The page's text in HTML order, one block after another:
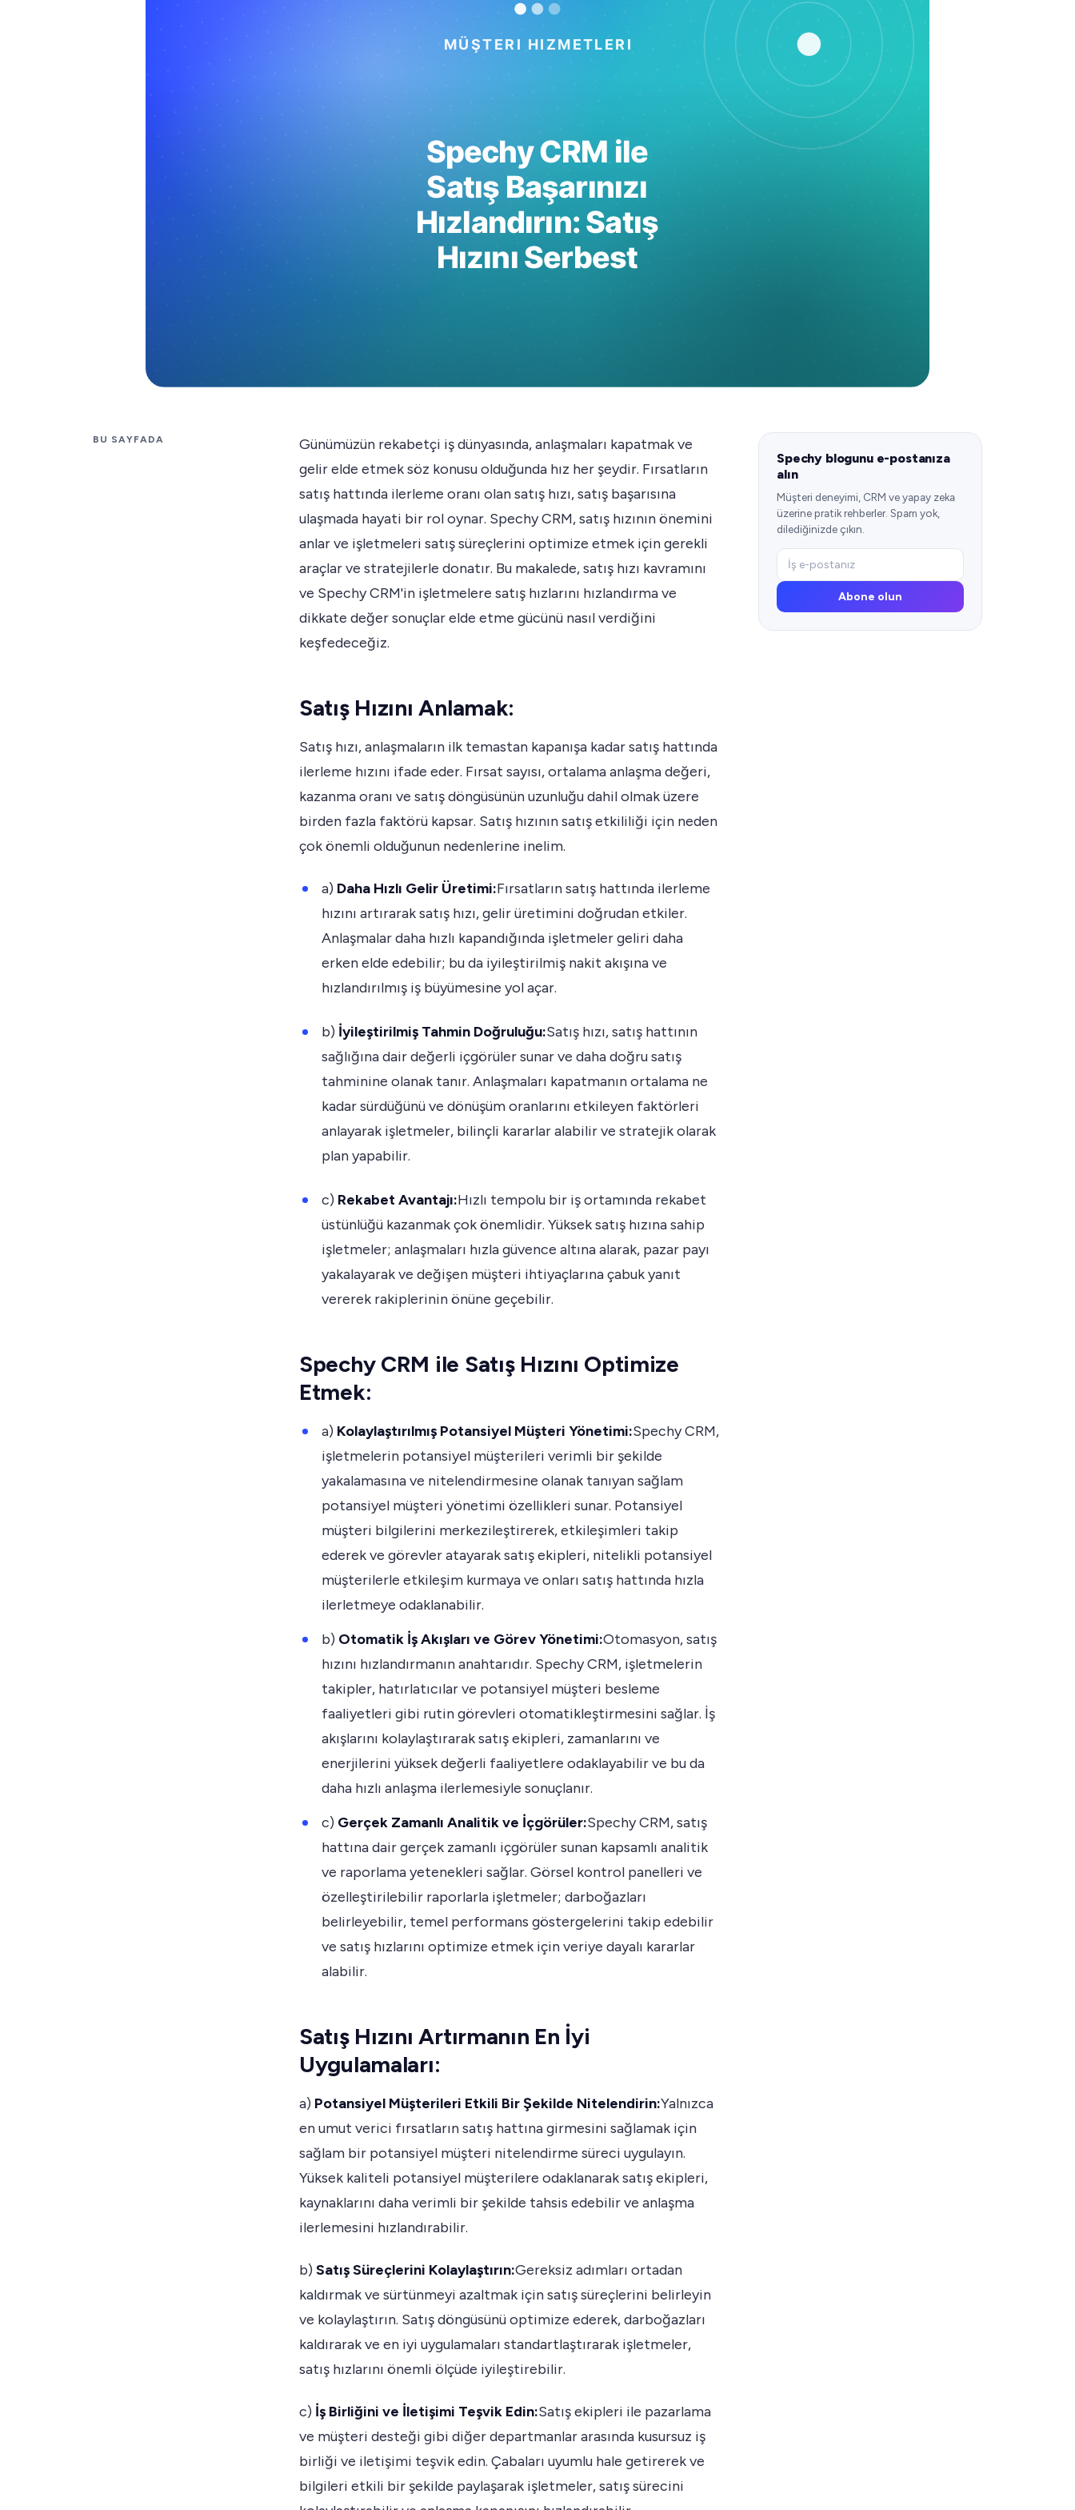
BU SAYFADA
Günümüzün rekabetçi iş dünyasında, anlaşmaları kapatmak ve
gelir elde etmek söz konusu olduğunda hız her şeydir. Fırsatların
satış hattında ilerleme oranı olan satış hızı, satış başarısına
ulaşmada hayati bir rol oynar. Spechy CRM, satış hızının önemini
anlar ve işletmeleri satış süreçlerini optimize etmek için gerekli
araçlar ve stratejilerle donatır. Bu makalede, satış hızı kavramını
ve Spechy CRM'in işletmelere satış hızlarını hızlandırma ve
dikkate değer sonuçlar elde etme gücünü nasıl verdiğini
keşfedeceğiz.
Satış Hızını Anlamak:
Satış hızı, anlaşmaların ilk temastan kapanışa kadar satış hattında
ilerleme hızını ifade eder. Fırsat sayısı, ortalama anlaşma değeri,
kazanma oranı ve satış döngüsünün uzunluğu dahil olmak üzere
birden fazla faktörü kapsar. Satış hızının satış etkililiği için neden
çok önemli olduğunun nedenlerine inelim.
a) Daha Hızlı Gelir Üretimi:Fırsatların satış hattında ilerleme
hızını artırarak satış hızı, gelir üretimini doğrudan etkiler.
Anlaşmalar daha hızlı kapandığında işletmeler geliri daha
erken elde edebilir; bu da iyileştirilmiş nakit akışına ve
hızlandırılmış iş büyümesine yol açar.
b) İyileştirilmiş Tahmin Doğruluğu:Satış hızı, satış hattının
sağlığına dair değerli içgörüler sunar ve daha doğru satış
tahminine olanak tanır. Anlaşmaları kapatmanın ortalama ne
kadar sürdüğünü ve dönüşüm oranlarını etkileyen faktörleri
anlayarak işletmeler, bilinçli kararlar alabilir ve stratejik olarak
plan yapabilir.
c) Rekabet Avantajı:Hızlı tempolu bir iş ortamında rekabet
üstünlüğü kazanmak çok önemlidir. Yüksek satış hızına sahip
işletmeler; anlaşmaları hızla güvence altına alarak, pazar payı
yakalayarak ve değişen müşteri ihtiyaçlarına çabuk yanıt
vererek rakiplerinin önüne geçebilir.
Spechy CRM ile Satış Hızını Optimize
Etmek:
a) Kolaylaştırılmış Potansiyel Müşteri Yönetimi:Spechy CRM,
işletmelerin potansiyel müşterileri verimli bir şekilde
yakalamasına ve nitelendirmesine olanak tanıyan sağlam
potansiyel müşteri yönetimi özellikleri sunar. Potansiyel
müşteri bilgilerini merkezileştirerek, etkileşimleri takip
ederek ve görevler atayarak satış ekipleri, nitelikli potansiyel
müşterilerle etkileşim kurmaya ve onları satış hattında hızla
ilerletmeye odaklanabilir.
b) Otomatik İş Akışları ve Görev Yönetimi:Otomasyon, satış
hızını hızlandırmanın anahtarıdır. Spechy CRM, işletmelerin
takipler, hatırlatıcılar ve potansiyel müşteri besleme
faaliyetleri gibi rutin görevleri otomatikleştirmesini sağlar. İş
akışlarını kolaylaştırarak satış ekipleri, zamanlarını ve
enerjilerini yüksek değerli faaliyetlere odaklayabilir ve bu da
daha hızlı anlaşma ilerlemesiyle sonuçlanır.
c) Gerçek Zamanlı Analitik ve İçgörüler:Spechy CRM, satış
hattına dair gerçek zamanlı içgörüler sunan kapsamlı analitik
ve raporlama yetenekleri sağlar. Görsel kontrol panelleri ve
özelleştirilebilir raporlarla işletmeler; darboğazları
belirleyebilir, temel performans göstergelerini takip edebilir
ve satış hızlarını optimize etmek için veriye dayalı kararlar
alabilir.
Satış Hızını Artırmanın En İyi
Uygulamaları:
a) Potansiyel Müşterileri Etkili Bir Şekilde Nitelendirin:Yalnızca
en umut verici fırsatların satış hattına girmesini sağlamak için
sağlam bir potansiyel müşteri nitelendirme süreci uygulayın.
Yüksek kaliteli potansiyel müşterilere odaklanarak satış ekipleri,
kaynaklarını daha verimli bir şekilde tahsis edebilir ve anlaşma
ilerlemesini hızlandırabilir.
b) Satış Süreçlerini Kolaylaştırın:Gereksiz adımları ortadan
kaldırmak ve sürtünmeyi azaltmak için satış süreçlerini belirleyin
ve kolaylaştırın. Satış döngüsünü optimize ederek, darboğazları
kaldırarak ve en iyi uygulamaları standartlaştırarak işletmeler,
satış hızlarını önemli ölçüde iyileştirebilir.
c) İş Birliğini ve İletişimi Teşvik Edin:Satış ekipleri ile pazarlama
ve müşteri desteği gibi diğer departmanlar arasında kusursuz iş
birliği ve iletişimi teşvik edin. Çabaları uyumlu hale getirerek ve
bilgileri etkili bir şekilde paylaşarak işletmeler, satış sürecini
Spechy blogunu e-postanıza
alın
Müşteri deneyimi, CRM ve yapay zeka
üzerine pratik rehberler. Spam yok,
dilediğinizde çıkın.
Abone olun